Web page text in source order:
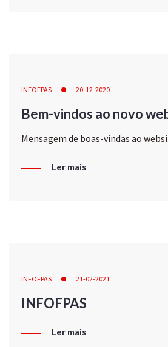
INFOFPAS 20-12-2020
Bem-vindos ao novo
Mensagem de boas-vindas ao
Ler mais
INFOFPAS 21-02-2021
INFOFPAS
Ler mais